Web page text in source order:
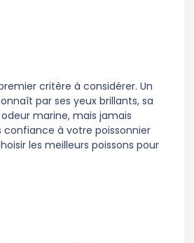
critère à considérer. Un
par ses yeux brillants, sa
marine, mais jamais
confiance à votre poissonnier
les meilleurs poissons pour